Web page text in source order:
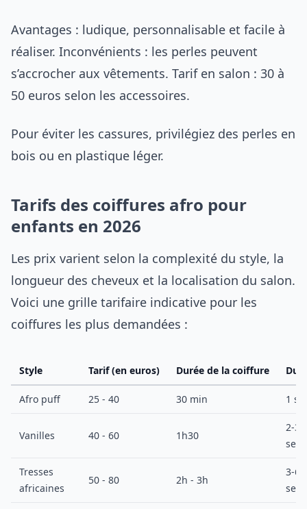
Avantages : ludique, personnalisable et facile à
réaliser. Inconvénients : les perles peuvent
s’accrocher aux vêtements. Tarif en salon : 30 à
50 euros selon les accessoires.
Pour éviter les cassures, privilégiez des perles en
bois ou en plastique léger.
Tarifs des coiffures afro pour
enfants en 2026
Les prix varient selon la complexité du style, la
longueur des cheveux et la localisation du salon.
Voici une grille tarifaire indicative pour les
coiffures les plus demandées :
Style Tarif (en euros) Durée de la coiffure
Afro puff 25 - 40 30 min 1
Vanilles 40 - 60 1h30
2-3
Tresses
africaines
50 - 80 2h - 3h
3-6